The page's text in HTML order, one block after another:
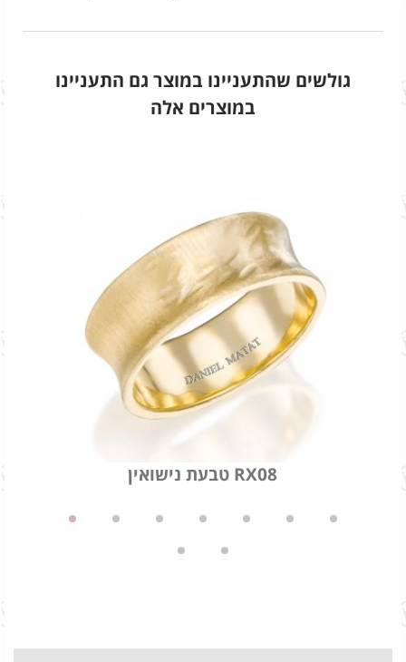
גולשים שהתעניינו במוצר גם התעניינו
במוצרים אלה
טבעת נישואין RX08